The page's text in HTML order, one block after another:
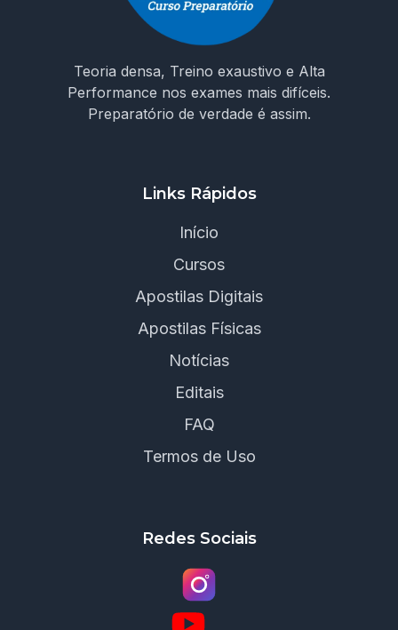
Teoria densa, Treino exaustivo e Alta
Performance nos exames mais difíceis.
Preparatório de verdade é assim.
Links Rápidos
Início
Cursos
Apostilas Digitais
Apostilas Físicas
Notícias
Editais
FAQ
Termos de Uso
Redes Sociais